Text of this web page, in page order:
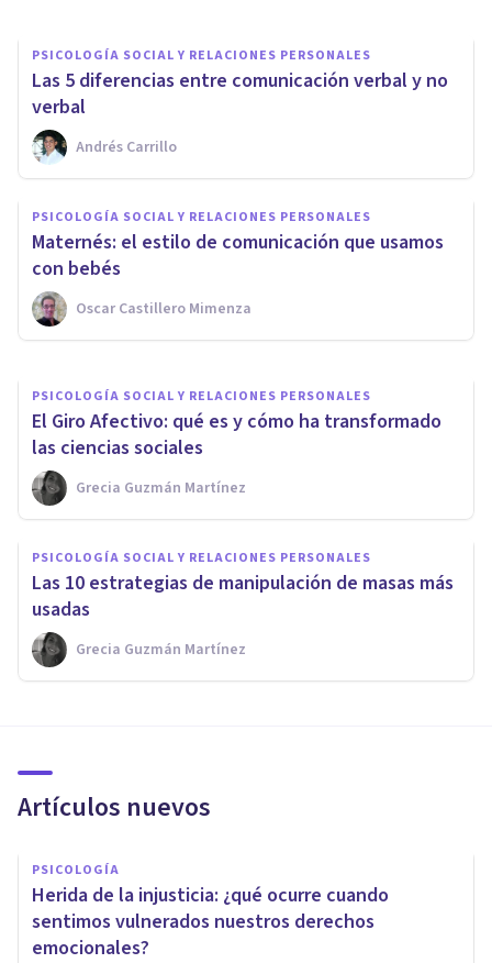
PSICOLOGÍA SOCIAL Y RELACIONES PERSONALES
Las 5 diferencias entre comunicación verbal y no
verbal
Andrés Carrillo
PSICOLOGÍA SOCIAL Y RELACIONES PERSONALES
Maternés: el estilo de comunicación que usamos
con bebés
Oscar Castillero Mimenza
PSICOLOGÍA SOCIAL Y RELACIONES PERSONALES
El papel de las TIC en nuestra
sociedad actual: ¿cómo usarlas
bien?
Psicotools
PSICOLOGÍA SOCIAL Y RELACIONES PERSONALES
El Giro Afectivo: qué es y cómo ha transformado
las ciencias sociales
Grecia Guzmán Martínez
PSICOLOGÍA SOCIAL Y RELACIONES PERSONALES
Las 10 estrategias de manipulación de masas más
usadas
Grecia Guzmán Martínez
Artículos nuevos
PSICOLOGÍA
Herida de la injusticia: ¿qué ocurre cuando
sentimos vulnerados nuestros derechos
emocionales?